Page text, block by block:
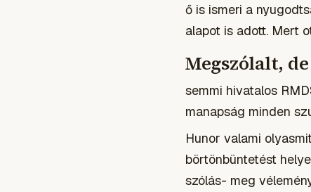
ő is ismeri a
alapot is adott. Mert
Megszólalt,
semmi hivatalos
manapság minden
Hunor valami
börtönbüntetést
szólás- meg